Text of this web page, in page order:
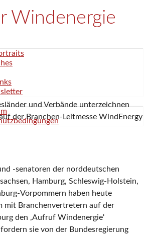
Windenergie
und Verbände unterzeichnen
der Branchen-Leitmesse WindEnergy
-senatoren der norddeutschen
Hamburg, Schleswig-Holstein,
Vorpommern haben heute
mit Branchenvertretern auf der
den ,Aufruf Windenergie‘
sie von der Bundesregierung